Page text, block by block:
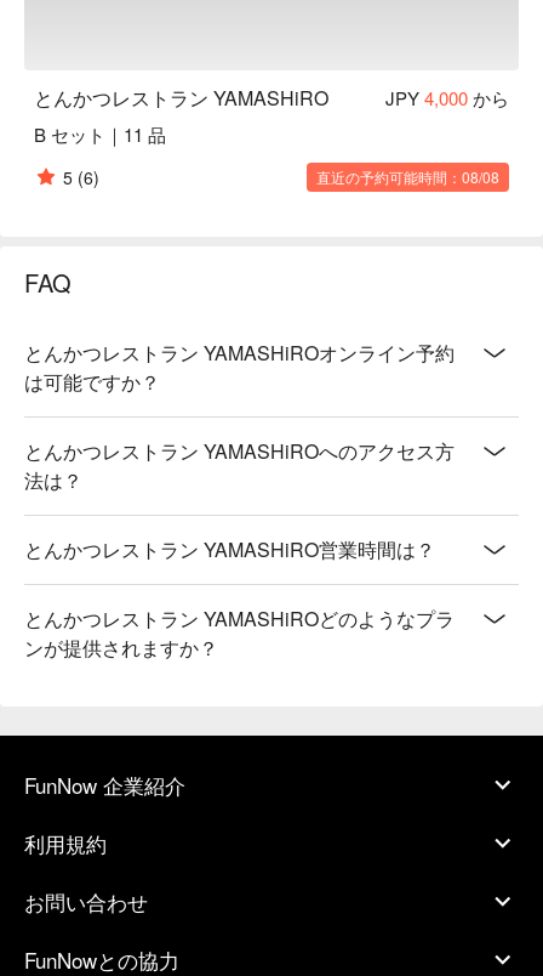
とんかつレストラン YAMASHiRO JPY4,000から
B セット｜11 品
5 (6) 直近の予約可能時間：08/08
FAQ
とんかつレストラン YAMASHiROオンライン予約
は可能ですか？
とんかつレストラン YAMASHiROへのアクセス方
法は？
とんかつレストラン YAMASHiRO営業時間は？
とんかつレストラン YAMASHiROどのようなプラ
ンが提供されますか？
FunNow 企業紹介
利用規約
お問い合わせ
FunNowとの協力